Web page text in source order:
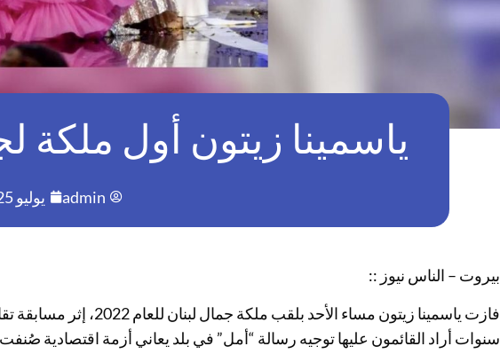
ياسمينا زيتون أول ملكة
admin يوليو 25, 2022
بيروت – الناس نيوز ::
فازت ياسمينا زيتون مساء الأحد بلقب
سنوات أراد القائمون عليها توجيه رسالة “أمل” في بلد يعاني أزمة اقتصادية صُنفت